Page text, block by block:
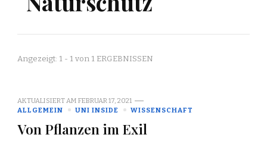
Angezeigt: 1 - 1 von 1 ERGEBNISSEN
AKTUALISIERT AM FEBRUAR 17, 2021
ALLGEMEIN
UNI INSIDE WISSENSCHAFT
Von Pflanzen im Exil